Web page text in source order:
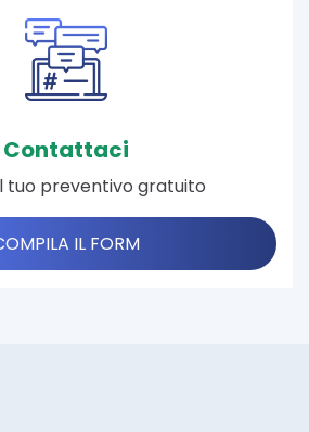
Contattaci
tuo preventivo gratuito
IL FORM